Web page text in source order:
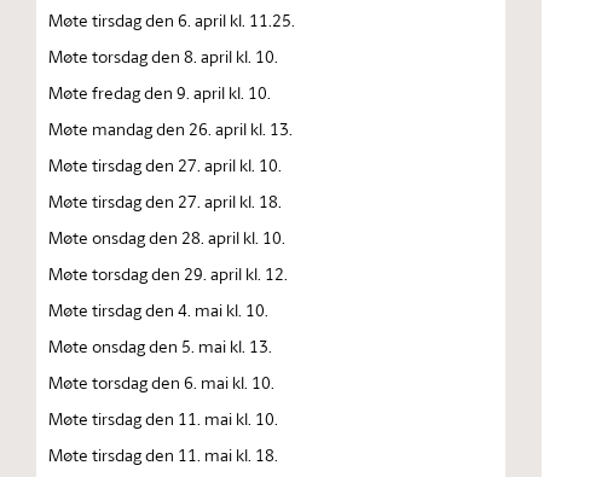
Møte tirsdag den 6. april kl. 11.25.
Møte torsdag den 8. april kl. 10.
Møte fredag den 9. april kl. 10.
Møte mandag den 26. april kl. 13.
Møte tirsdag den 27. april kl. 10.
Møte tirsdag den 27. april kl. 18.
Møte onsdag den 28. april kl. 10.
Møte torsdag den 29. april kl. 12.
Møte tirsdag den 4. mai kl. 10.
Møte onsdag den 5. mai kl. 13.
Møte torsdag den 6. mai kl. 10.
Møte tirsdag den 11. mai kl. 10.
Møte tirsdag den 11. mai kl. 18.